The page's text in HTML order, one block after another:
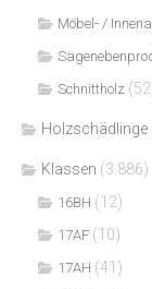
Möbel- /
Schnittholz
Holzschädlinge
Klassen (3.886)
16BH (12)
17AF (10)
17AH (41)